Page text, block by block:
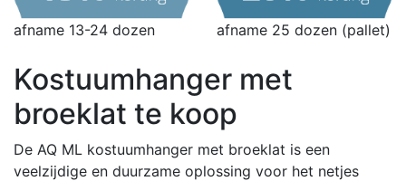
afname 13-24 dozen afname 25 dozen (pallet)
Kostuumhanger met
broeklat te koop
De AQ ML kostuumhanger met broeklat is een
veelzijdige en duurzame oplossing voor het netjes